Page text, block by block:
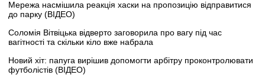
Мережа насмішила реакція хаски на пропозицію відправитися
до парку (ВІДЕО)
Соломія Вітвіцька відверто заговорила про вагу під час
вагітності та скільки кіло вже набрала
Новий хіт: папуга вирішив допомогти арбітру проконтролювати
футболістів (ВІДЕО)